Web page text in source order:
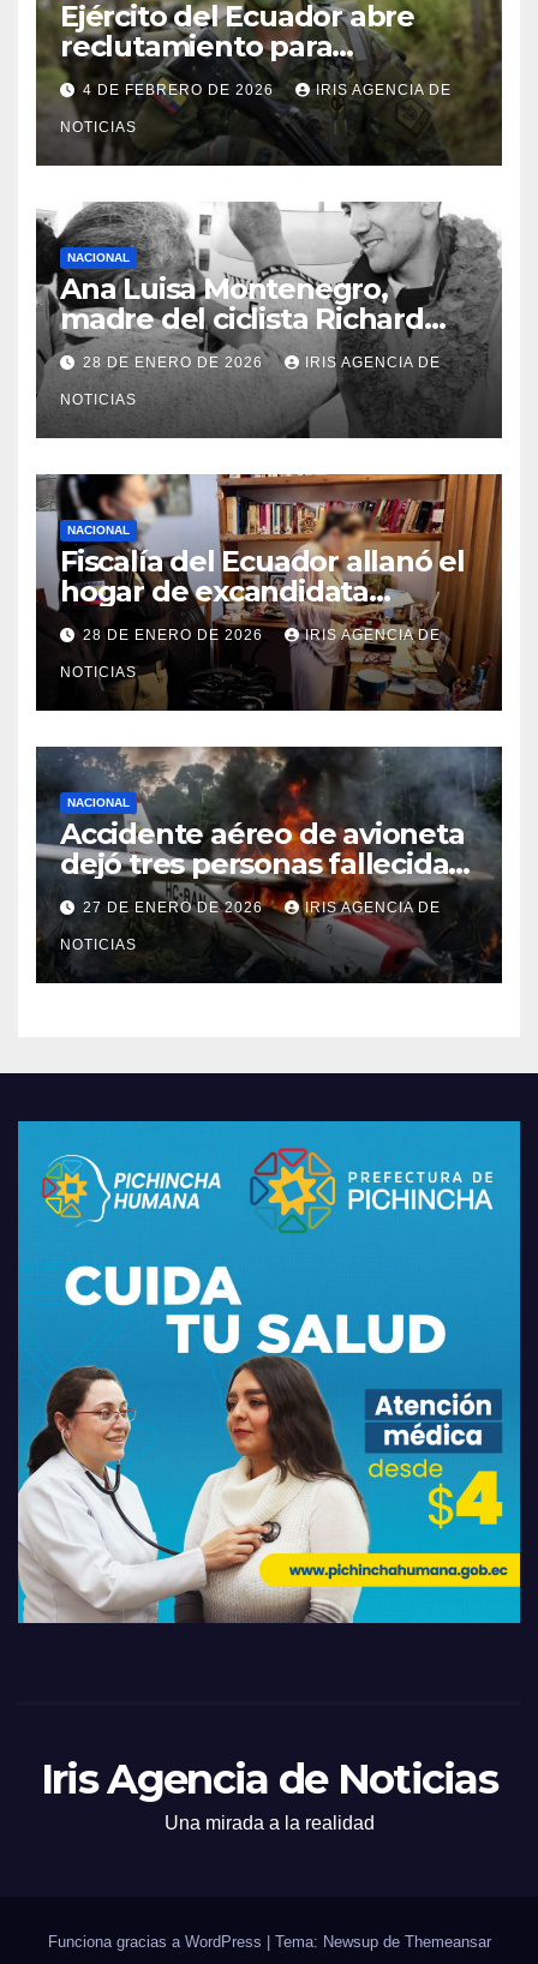
Ejército del Ecuador abre
reclutamiento para
bachilleres a partir de este
viernes 6 de febrero
4 DE FEBRERO DE 2026 IRIS AGENCIA DE
NOTICIAS
NACIONAL
Ana Luisa Montenegro,
madre del ciclista Richard
Carapaz falleció en Tulcán, a
los 73 años
28 DE ENERO DE 2026 IRIS AGENCIA DE
NOTICIAS
NACIONAL
Fiscalía del Ecuador allanó el
hogar de excandidata
presidencial vinculada al caso
Caja Chica
28 DE ENERO DE 2026 IRIS AGENCIA DE
NOTICIAS
NACIONAL
Accidente aéreo de avioneta
dejó tres personas fallecidas
en provincia de Morona
Santiago
27 DE ENERO DE 2026 IRIS AGENCIA DE
NOTICIAS
Iris Agencia de Noticias
Una mirada a la realidad
Funciona gracias a WordPress Tema: Newsup de Themeansar